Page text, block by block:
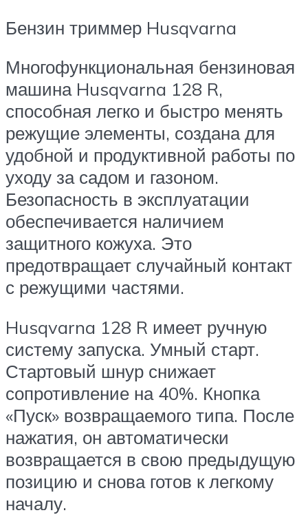
Бензин триммер Husqvarna
Многофункциональная бензиновая
машина Husqvarna 128 R,
способная легко и быстро менять
режущие элементы, создана для
удобной и продуктивной работы по
уходу за садом и газоном.
Безопасность в эксплуатации
обеспечивается наличием
защитного кожуха. Это
предотвращает случайный контакт
с режущими частями.
Husqvarna 128 R имеет ручную
систему запуска. Умный старт.
Стартовый шнур снижает
сопротивление на 40%. Кнопка
«Пуск» возвращаемого типа. После
нажатия, он автоматически
возвращается в свою предыдущую
позицию и снова готов к легкому
началу.